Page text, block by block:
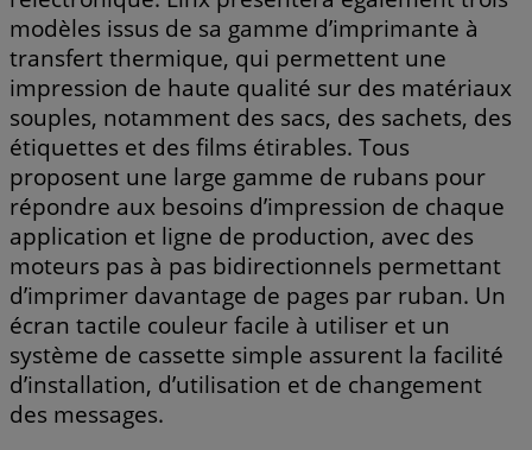
modèles issus de sa gamme d’imprimante à
transfert thermique, qui permettent une
impression de haute qualité sur des matériaux
souples, notamment des sacs, des sachets, des
étiquettes et des films étirables. Tous
proposent une large gamme de rubans pour
répondre aux besoins d’impression de chaque
application et ligne de production, avec des
moteurs pas à pas bidirectionnels permettant
d’imprimer davantage de pages par ruban. Un
écran tactile couleur facile à utiliser et un
système de cassette simple assurent la facilité
d’installation, d’utilisation et de changement
des messages.